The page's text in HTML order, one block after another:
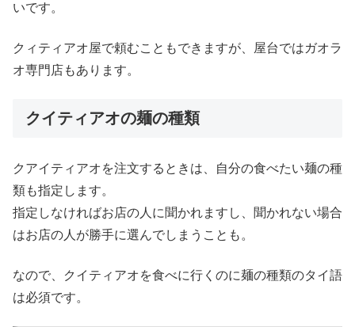
いです。
クィティアオ屋で頼むこともできますが、屋台ではガオラ
オ専門店もあります。
クイティアオの麺の種類
クアイティアオを注文するときは、自分の食べたい麺の種
類も指定します。
指定しなければお店の人に聞かれますし、聞かれない場合
はお店の人が勝手に選んでしまうことも。
なので、クイティアオを食べに行くのに麺の種類のタイ語
は必須です。